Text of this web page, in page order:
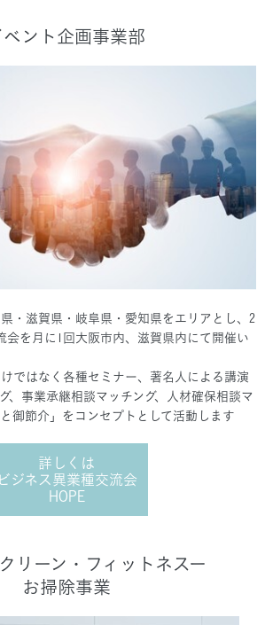
ベント企画事業部
・滋賀県・岐阜県・愛知県をエリアとし、2
会を月に1回大阪市内、滋賀県内にて開催い
ではなく各種セミナー、著名人による講演
、事業承継相談マッチング、人材確保相談マ
御節介」をコンセプトとして活動します
詳しくは
ビジネス異業種交流会
HOPE
リーン・フィットネスー
お掃除事業